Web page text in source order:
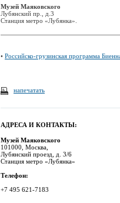
Музей Маяковского
Лубянский пр., д.3
Cтанция метро «Лубянка».
• Российско-грузинская программа
напечатать
АДРЕСА И КОНТАКТЫ:
Музей Маяковского
101000, Москва,
Лубянский проезд, д. 3/6
Станция метро «Лубянка»
Телефон:
+7 495 621-7183